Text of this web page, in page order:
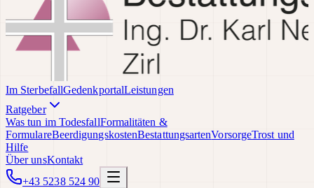
Im SterbefallGedenkportalLeistungen
Ratgeber
Was tun im TodesfallFormalitäten &
FormulareBeerdigungskostenBestattungsartenVorsorgeTrost und
Hilfe
Über unsKontakt
+43 5238 524 90